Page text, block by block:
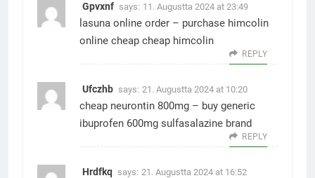
Gpvxnf says: 11. Augustta 2024 at 23:49
lasuna online order – purchase himcolin
online cheap cheap himcolin
REPLY
Ufczhb says: 21. Augustta 2024 at 10:20
cheap neurontin 800mg – buy generic
ibuprofen 600mg sulfasalazine brand
REPLY
Hrdfkq says: 21. Augustta 2024 at 16:52